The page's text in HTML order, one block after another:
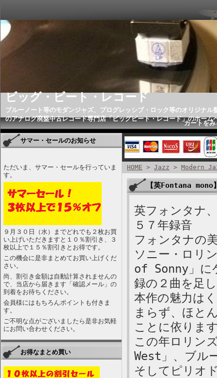
ビッグ・ビート・レコード
ブルーノート等のモダンジャズ、プログレッシブ・ロック等のオリジナル
のアナログ廃盤中古レコード専門店「ビッグビート・レコード」のホーム
カートをみ
サマー・セールのお知らせ
ただいま、サマー・セールを行っていま
す。
９月３０日（水）までどれでも２枚お買
い上げいただきますと１０％割引き、３
枚以上で１５％割引きとお得です。
この機会に是非まとめてお買い上げくだ
さい。
尚、割引き金額は自動計算されませんの
で、当店から届きます「確認メール」の
到着をお待ちください。
会員様にはもちろんポイントも付きま
す。
ご不明な点がございましたら是非お気軽
にお問い合わせください。
お得なまとめ買い
HOME > Jazz > Modern
【英Fontana
英フォンタナ
５７年録音
フォンタナの
ソニー・ロリ
of Sonny」に
録の２曲を足
本作の魅力は
まらず、ほと
ことに依りま
この年ロリン
West」、ブル
そしてピリオ